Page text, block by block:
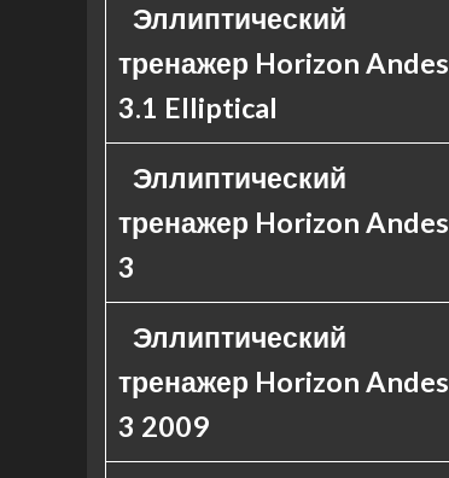
Эллиптический
тренажер Horizon Andes
3.1 Elliptical
Эллиптический
тренажер Horizon Andes
3
Эллиптический
тренажер Horizon Andes
3 2009